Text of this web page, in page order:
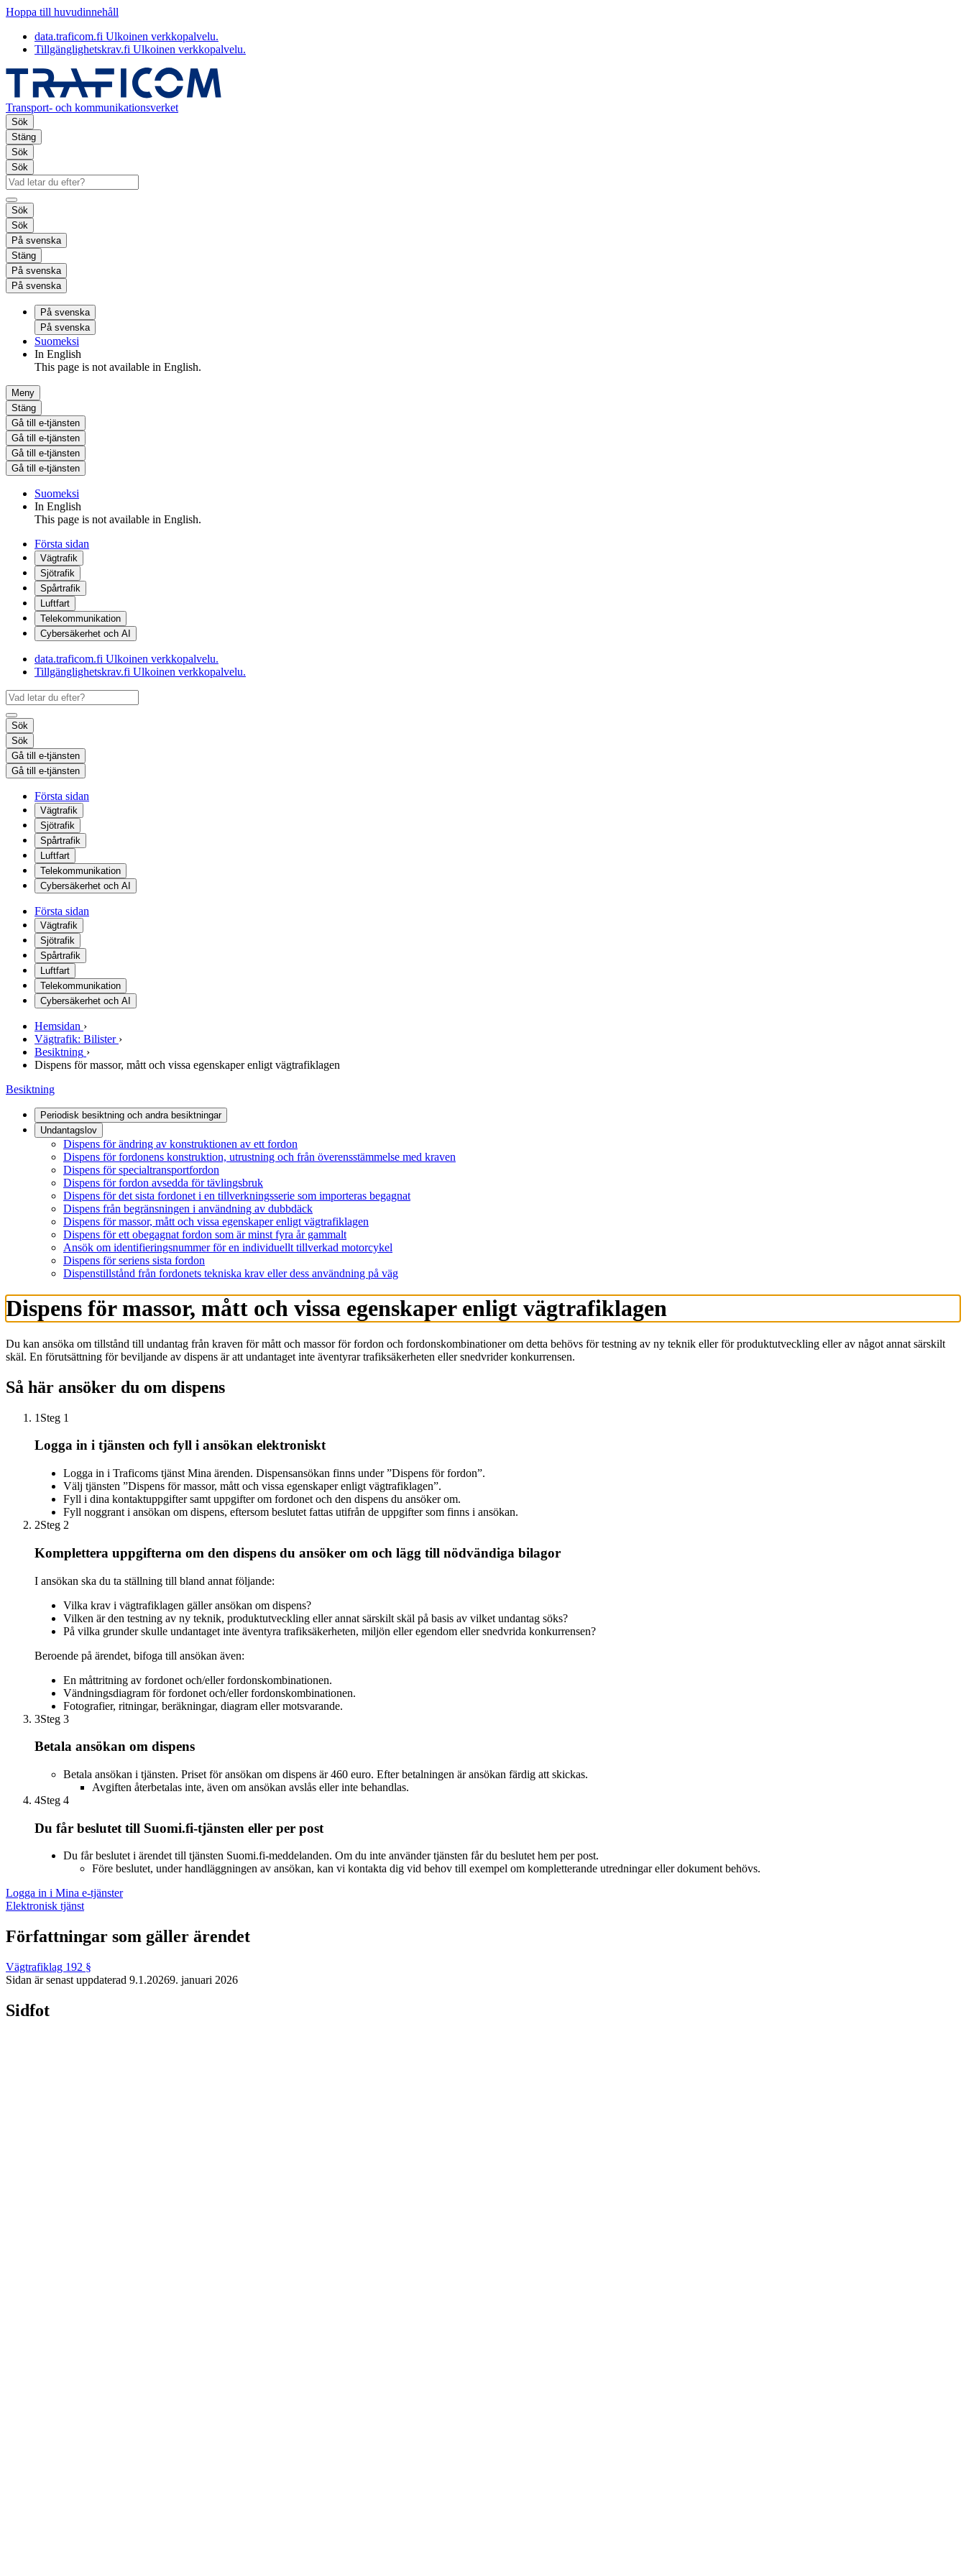
Hoppa till huvudinnehåll
data.traficom.fi Ulkoinen verkkopalvelu.
Tillgänglighetskrav.fi Ulkoinen verkkopalvelu.
Transport- och kommunikationsverket
Sök
Stäng
Sök
Sök
Sök
Sök
På svenska
Stäng
På svenska
På svenska
På svenska
På svenska
Suomeksi
In English
This page is not available in English.
Meny
Stäng
Gå till e-tjänsten
Gå till e-tjänsten
Gå till e-tjänsten
Gå till e-tjänsten
Suomeksi
In English
This page is not available in English.
Första sidan
Vägtrafik
Sjötrafik
Spårtrafik
Luftfart
Telekommunikation
Cybersäkerhet och AI
data.traficom.fi Ulkoinen verkkopalvelu.
Tillgänglighetskrav.fi Ulkoinen verkkopalvelu.
Sök
Sök
Gå till e-tjänsten
Gå till e-tjänsten
Första sidan
Vägtrafik
Sjötrafik
Spårtrafik
Luftfart
Telekommunikation
Cybersäkerhet och AI
Första sidan
Vägtrafik
Sjötrafik
Spårtrafik
Luftfart
Telekommunikation
Cybersäkerhet och AI
Hemsidan ›
Vägtrafik: Bilister ›
Besiktning ›
Dispens för massor, mått och vissa egenskaper enligt vägtrafiklagen
Besiktning
Periodisk besiktning och andra besiktningar
Undantagslov
Dispens för ändring av konstruktionen av ett fordon
Dispens för fordonens konstruktion, utrustning och från överensstämmelse med kraven
Dispens för specialtransportfordon
Dispens för fordon avsedda för tävlingsbruk
Dispens för det sista fordonet i en tillverkningsserie som importeras begagnat
Dispens från begränsningen i användning av dubbdäck
Dispens för massor, mått och vissa egenskaper enligt vägtrafiklagen
Dispens för ett obegagnat fordon som är minst fyra år gammalt
Ansök om identifieringsnummer för en individuellt tillverkad motorcykel
Dispens för seriens sista fordon
Dispenstillstånd från fordonets tekniska krav eller dess användning på väg
Dispens för massor, mått och vissa egenskaper enligt vägtrafiklagen
Du kan ansöka om tillstånd till undantag från kraven för mått och massor för fordon och fordonskombinationer om detta behövs för testning av ny teknik eller för produktutveckling eller av något annat särskilt
skäl. En förutsättning för beviljande av dispens är att undantaget inte äventyrar trafiksäkerheten eller snedvrider konkurrensen.
Så här ansöker du om dispens
1 Steg 1
Logga in i tjänsten och fyll i ansökan elektroniskt
Logga in i Traficoms tjänst Mina ärenden. Dispensansökan finns under ”Dispens för fordon”.
Välj tjänsten ”Dispens för massor, mått och vissa egenskaper enligt vägtrafiklagen”.
Fyll i dina kontaktuppgifter samt uppgifter om fordonet och den dispens du ansöker om.
Fyll noggrant i ansökan om dispens, eftersom beslutet fattas utifrån de uppgifter som finns i ansökan.
2Steg 2
Komplettera uppgifterna om den dispens du ansöker om och lägg till nödvändiga bilagor
I ansökan ska du ta ställning till bland annat följande:
Vilka krav i vägtrafiklagen gäller ansökan om dispens?
Vilken är den testning av ny teknik, produktutveckling eller annat särskilt skäl på basis av vilket undantag söks?
På vilka grunder skulle undantaget inte äventyra trafiksäkerheten, miljön eller egendom eller snedvrida konkurrensen?
Beroende på ärendet, bifoga till ansökan även:
En måttritning av fordonet och/eller fordonskombinationen.
Vändningsdiagram för fordonet och/eller fordonskombinationen.
Fotografier, ritningar, beräkningar, diagram eller motsvarande.
3Steg 3
Betala ansökan om dispens
Betala ansökan i tjänsten. Priset för ansökan om dispens är 460 euro. Efter betalningen är ansökan färdig att skickas.
Avgiften återbetalas inte, även om ansökan avslås eller inte behandlas.
4Steg 4
Du får beslutet till Suomi.fi-tjänsten eller per post
Du får beslutet i ärendet till tjänsten Suomi.fi-meddelanden. Om du inte använder tjänsten får du beslutet hem per post.
Före beslutet, under handläggningen av ansökan, kan vi kontakta dig vid behov till exempel om kompletterande utredningar eller dokument behövs.
Logga in i Mina e-tjänster
Elektronisk tjänst
Författningar som gäller ärendet
Vägtrafiklag 192 §
Sidan är senast uppdaterad 9.1.20269. januari 2026
Sidfot